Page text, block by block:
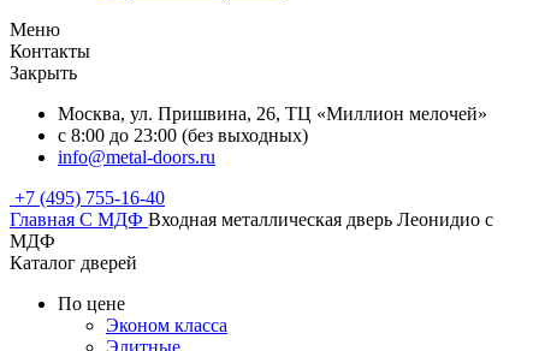
Меню
Контакты
Закрыть
Москва, ул. Пришвина, 26, ТЦ «Миллион мелочей»
с 8:00 до 23:00 (без выходных)
info@metal-doors.ru
+7 (495) 755-16-40
Главная С МДФ Входная металлическая дверь Леонидио с
МДФ
Каталог дверей
По цене
Эконом класса
Элитные